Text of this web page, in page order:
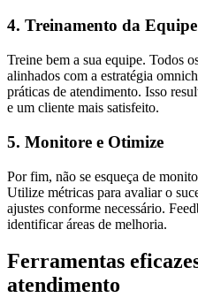
4. Treinamento da Equipe
Treine bem a sua equipe. Todos
alinhados com a estratégia
práticas de atendimento. Isso
e um cliente mais satisfeito.
5. Monitore e Otimize
Por fim, não se esqueça de
Utilize métricas para avaliar o
ajustes conforme necessário.
identificar áreas de melhoria.
Ferramentas
atendimento